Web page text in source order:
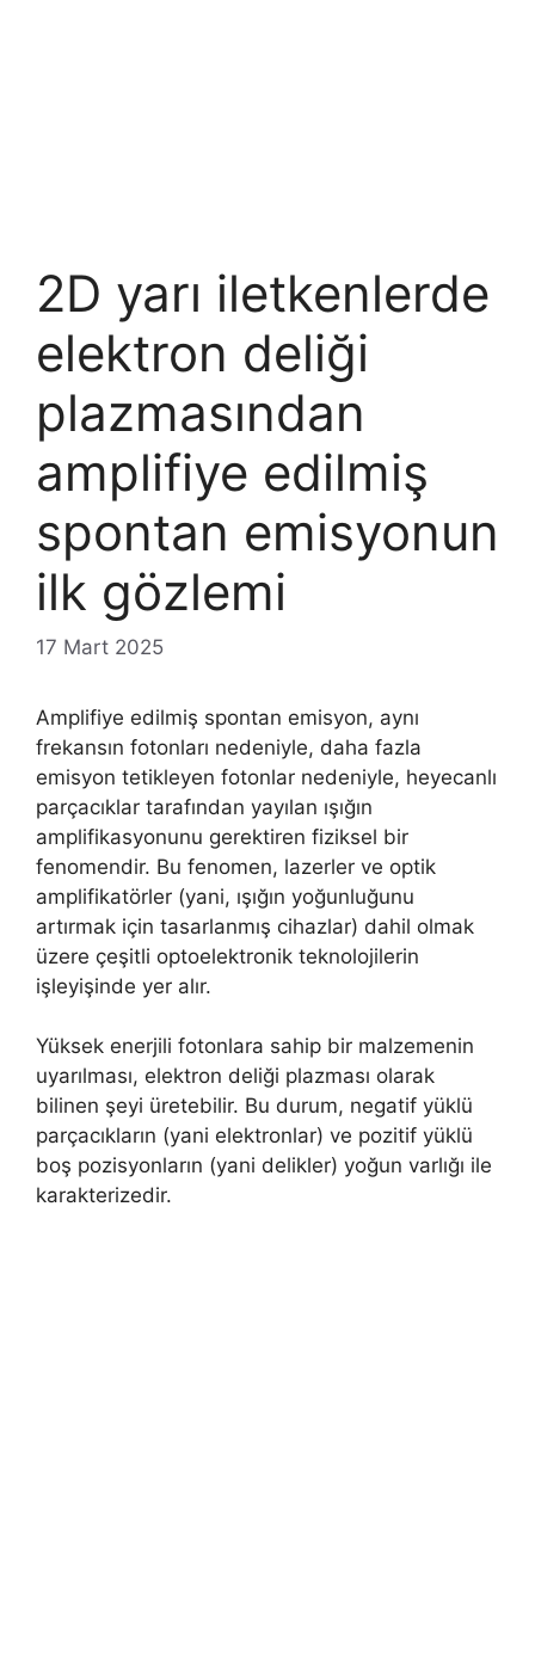
2D yarı iletkenlerde
elektron deliği
plazmasından
amplifiye edilmiş
spontan emisyonun
ilk gözlemi
17 Mart 2025
Amplifiye edilmiş spontan emisyon, aynı
frekansın fotonları nedeniyle, daha fazla
emisyon tetikleyen fotonlar nedeniyle, heyecanlı
parçacıklar tarafından yayılan ışığın
amplifikasyonunu gerektiren fiziksel bir
fenomendir. Bu fenomen, lazerler ve optik
amplifikatörler (yani, ışığın yoğunluğunu
artırmak için tasarlanmış cihazlar) dahil olmak
üzere çeşitli optoelektronik teknolojilerin
işleyişinde yer alır.
Yüksek enerjili fotonlara sahip bir malzemenin
uyarılması, elektron deliği plazması olarak
bilinen şeyi üretebilir. Bu durum, negatif yüklü
parçacıkların (yani elektronlar) ve pozitif yüklü
boş pozisyonların (yani delikler) yoğun varlığı ile
karakterizedir.